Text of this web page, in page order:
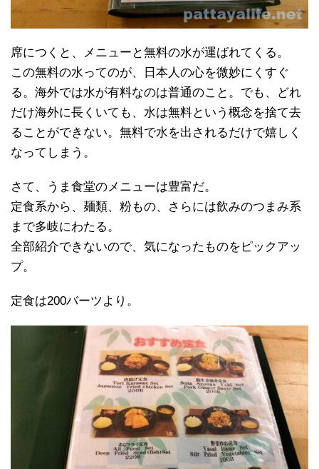
席につくと、メニューと無料の水が運ばれてくる。
この無料の水ってのが、日本人の心を微妙にくすぐ
る。海外では水が有料なのは普通のこと。でも、どれ
だけ海外に長くいても、水は無料という概念を捨て去
ることができない。無料で水を出されるだけで嬉しく
なってしまう。
さて、うま食堂のメニューは豊富だ。
定食系から、麺類、粉もの、さらには飲みのつまみ系
まで多岐にわたる。
全部紹介できないので、気になったものをピックアッ
プ。
定食は200バーツより。